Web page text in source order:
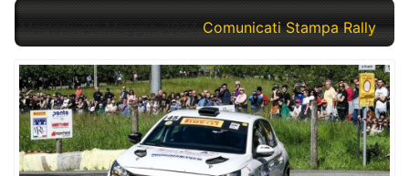
Martedì, 28 Maggio 2024 Comunicati Stampa Rally